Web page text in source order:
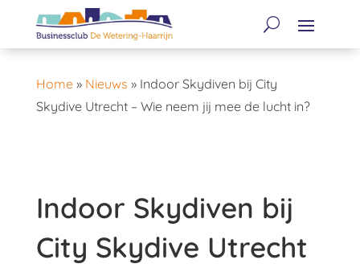
Home» Nieuws » Indoor Skydiven bij City
Skydive Utrecht – Wie neem jij mee de lucht in?
Indoor Skydiven bij
City Skydive Utrecht